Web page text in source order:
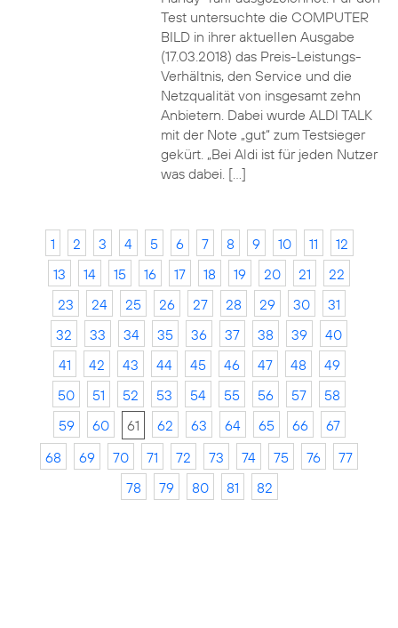
Test untersuchte die COMPUTER
BILD in ihrer aktuellen Ausgabe
(17.03.2018) das Preis-Leistungs-
Verhältnis, den Service und die
Netzqualität von insgesamt zehn
Anbietern. Dabei wurde ALDI TALK
mit der Note „gut“ zum Testsieger
gekürt. „Bei Aldi ist für jeden Nutzer
was dabei. […]
1 2 3 4 5 6 7 8 9 10 11
12
13
14 15 16 17 18 19 20 21
22
23
24 25 26 27 28 29 30
31
32
33 34 35 36 37 38 39
40
41
42 43 44 45 46 47 48
49
50
51 52 53 54 55 56 57
58
59
60 61 62 63 64 65 66
67
68
69 70 71 72 73 74 75 76
77
78
79 80 81 82